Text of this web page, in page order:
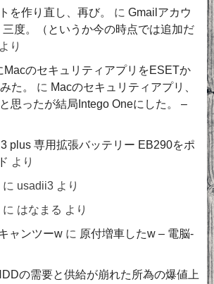
を作り直し、再び。
に Gmailアカウ
度。（というか今の時点では追加だ
より
MacのセキュリティアプリをESETか
た。
に Macのセキュリティアプリ、
思ったが結局Intego Oneにした。 –
plus 専用拡張バッテリー EB290をポ
より
に usadii3 より
に はなまる より
ャンツーw に 原付増車したw – 電脳-
の需要と供給が崩れた所為の爆値上